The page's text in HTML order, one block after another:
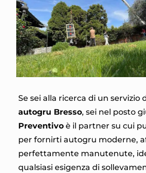
Se sei alla ricerca di un servizio
autogru Bresso, sei nel posto
Preventivoè il partner su cui
per fornirti autogru moderne,
perfettamente manutenute,
qualsiasi esigenza di